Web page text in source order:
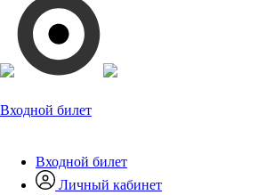
Входной билет
Входной билет
Личный кабинет